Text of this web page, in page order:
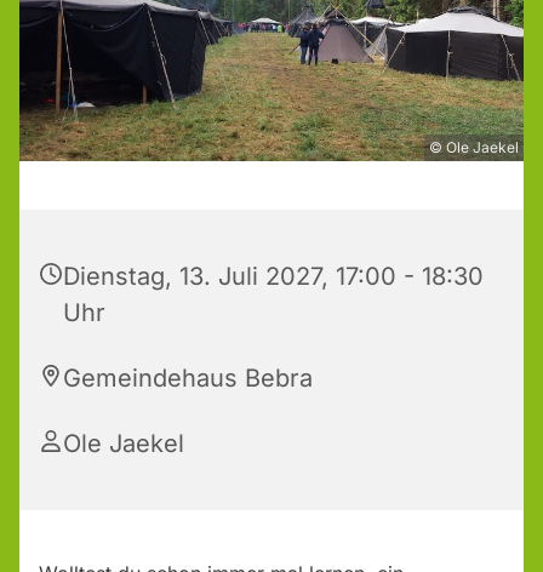
© Ole Jaekel
Dienstag, 13. Juli 2027, 17:00 - 18:30
Uhr
Gemeindehaus Bebra
Ole Jaekel